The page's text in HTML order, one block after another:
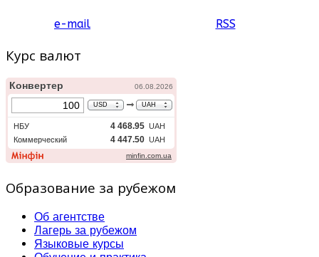
e-mail RSS
Курс валют
Образование за рубежом
Об агентстве
Лагерь за рубежом
Языковые курсы